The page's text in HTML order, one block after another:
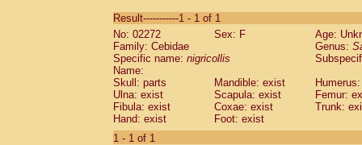
CebidaeSaguinus labiatus(0)
Cebidae Saguinus leucopus (0)
Cebidae
CebidaeSaguinus mystax
Cebidae Saguinus nigricollis (1)
Cebidae Saguinus oedipus
Cebidae Saguinus weddelli
Cebidae Saguinusspp.
Cebidae
Result-----------1 - 1 of 1
No: 02272
Sex: F
Age:
Family: Cebidae
Genus:
Specific name: nigricollis
Name:
Skull: parts
Mandible: exist
Ulna: exist
Scapula: exist
Femur:
Fibula: exist
Coxae: exist
Trunk:
Hand: exist
Foot: exist
1 - 1 of 1